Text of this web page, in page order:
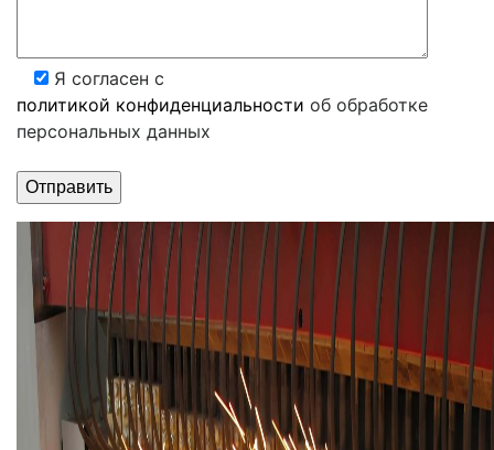
Я согласен с
политикой конфиденциальности об обработке
персональных данных